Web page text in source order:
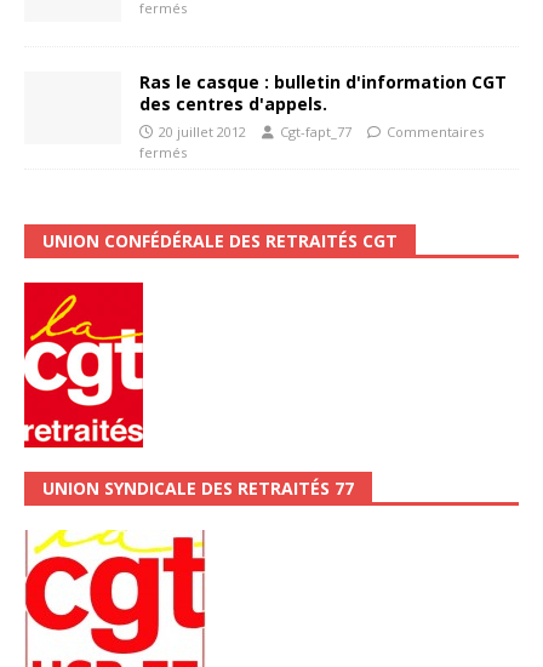
fermés
Ras le casque : bulletin d'information CGT
des centres d'appels.
20 juillet 2012 Cgt-fapt_77
Commentaires
fermés
UNION CONFÉDÉRALE DES RETRAITÉS CGT
UNION SYNDICALE DES RETRAITÉS 77